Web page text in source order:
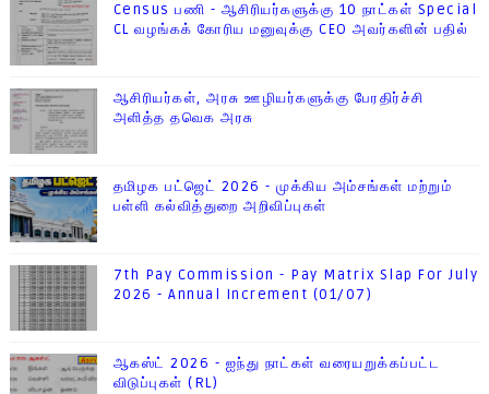
Census பணி - ஆசிரியர்களுக்கு 10 நாட்கள் Special
CL வழங்கக் கோரிய மனுவுக்கு CEO அவர்களின் பதில்
ஆசிரியர்கள், அரசு ஊழியர்களுக்கு பேரதிர்ச்சி
அளித்த தவெக அரசு
தமிழக பட்ஜெட் 2026 - முக்கிய அம்சங்கள் மற்றும்
பள்ளி கல்வித்துறை அறிவிப்புகள்
7th Pay Commission - Pay Matrix Slap For July
2026 - Annual Increment (01/07)
ஆகஸ்ட் 2026 - ஐந்து நாட்கள் வரையறுக்கப்பட்ட
விடுப்புகள் (RL)